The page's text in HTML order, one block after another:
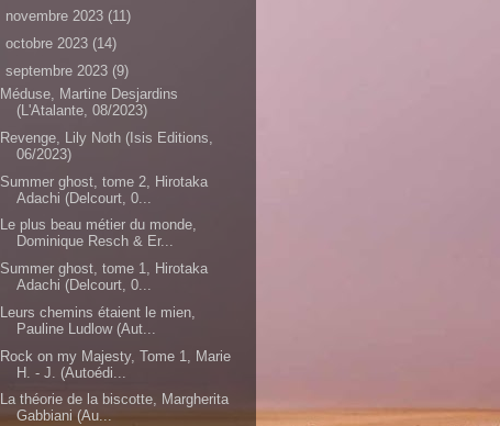
novembre 2023 (11)
octobre 2023 (14)
septembre 2023 (9)
Méduse, Martine Desjardins
(L'Atalante, 08/2023)
Revenge, Lily Noth (Isis Editions,
06/2023)
Summer ghost, tome 2, Hirotaka
Adachi (Delcourt, 0...
Le plus beau métier du monde,
Dominique Resch & Er...
Summer ghost, tome 1, Hirotaka
Adachi (Delcourt, 0...
Leurs chemins étaient le mien,
Pauline Ludlow (Aut...
Rock on my Majesty, Tome 1, Marie
H. - J. (Autoédi...
La théorie de la biscotte, Margherita
Gabbiani (Au...